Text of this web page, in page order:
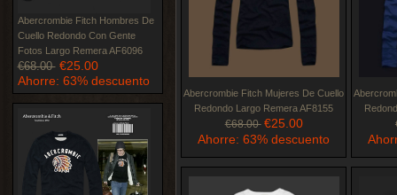
Abercrombie Fitch Hombres De
Cuello Redondo Con Gente
Fotos Largo Remera AF6096
€68.00 €25.00
Ahorre: 63% descuento
Abercrombie Fitch Mujeres De Cuello
Redondo Largo Remera AF8155
€68.00 €25.00
Ahorre: 63% descuento